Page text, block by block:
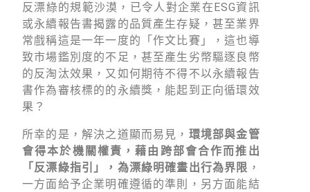
反漂綠的規範沙漠，已令人對企業在ESG資訊
或永續報告書揭露的品質產生存疑，甚至業界
常戲稱這是一年一度的「作文比賽」，這也導
致市場鑑別度的不足，甚至產生劣幣驅逐良幣
的反淘汰效果，又如何期待不得不以永續報告
書作為審核標的的永續獎，能起到正向循環效
果？
所幸的是，解決之道顯而易見， 環境部與金管
會得本於機關權責，藉由跨部會合作而推出
「反漂綠指引」，為漂綠明確畫出行為界限 ，
一方面給予企業明確遵循的準則，另方面能結